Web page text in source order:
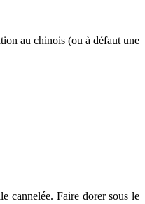
au chinois (ou à défaut une
cannelée. Faire dorer sous le